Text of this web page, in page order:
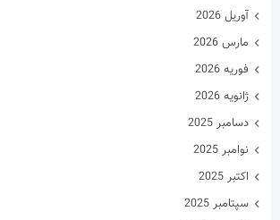
آوریل 2026
مارس 2026
فوریه 2026
ژانویه 2026
دسامبر 2025
نوامبر 2025
اکتبر 2025
سپتامبر 2025